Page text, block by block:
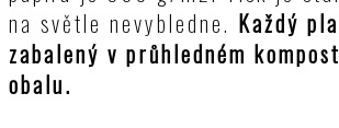
na světle nevybledne. Každý
zabalený v průhledném
obalu.